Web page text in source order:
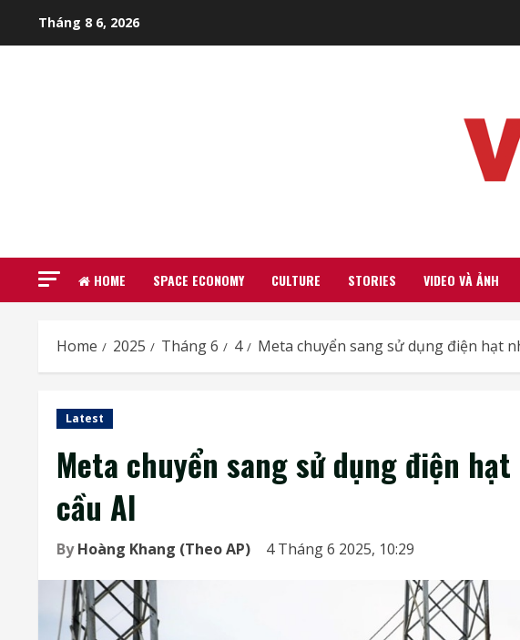
Tháng 8 6, 2026
HOME SPACE ECONOMY CULTURE STORIES VIDEO VÀ ẢNH
Home 2025 Tháng 6 4 Meta chuyển sang sử dụng điện hạt
Latest
Meta chuyển sang sử dụng điện
cầu AI
ByHoàng Khang (Theo AP) 4 Tháng 6 2025, 10:29